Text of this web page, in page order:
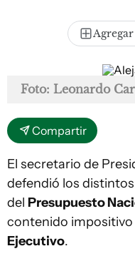
Foto: Leonardo
Compartir
El secretario de
defendió los
del Presupuesto
contenido impositivo
Ejecutivo.